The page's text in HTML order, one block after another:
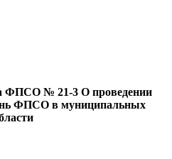
ФПСО № 21-3 О проведении
ФПСО в муниципальных